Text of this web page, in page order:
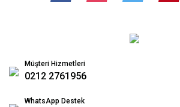
Müşteri Hizmetleri
0212 2761956
WhatsApp Destek